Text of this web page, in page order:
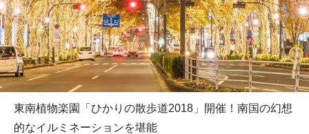
東南植物楽園「ひかりの散歩道2018」開催！南国の幻想
的なイルミネーションを堪能